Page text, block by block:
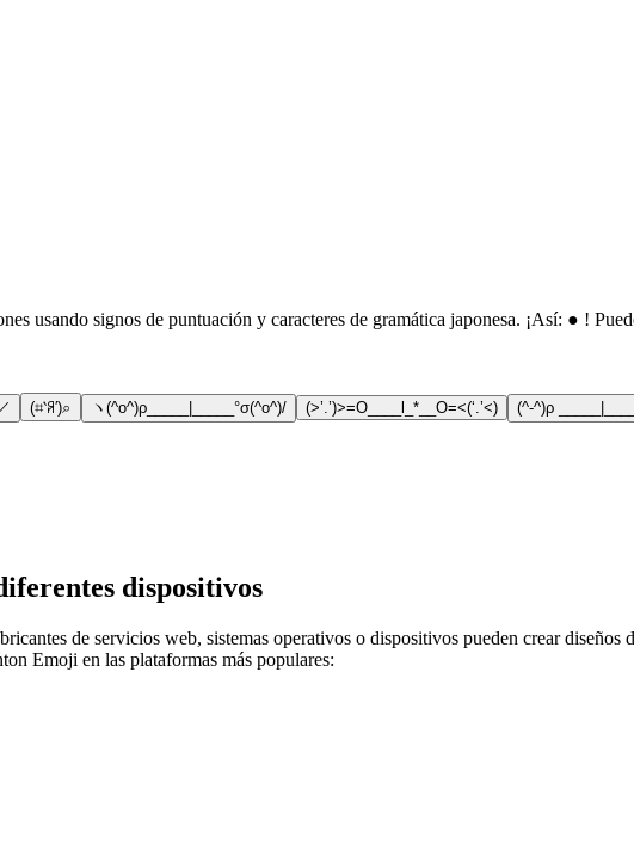
usando signos de puntuación y caracteres de gramática japonesa. ¡Así: ● !
(⌗‵ꋪ′)⌕ ヽ(^o^)ρ_____|_____°σ(^o^)/ (>’.’)>=O____l_*__O=<(‘.’<) (^-^)ρ
dispositivos
de servicios web, sistemas operativos o dispositivos pueden crear
Emoji en las plataformas más populares: